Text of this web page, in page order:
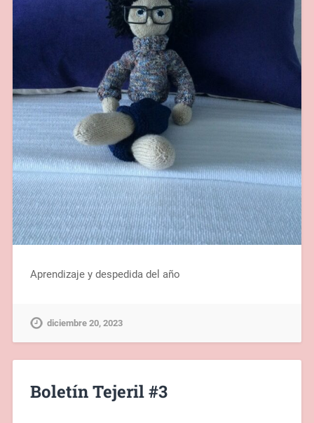
Aprendizaje y despedida del año
diciembre 20, 2023
Boletín Tejeril #3